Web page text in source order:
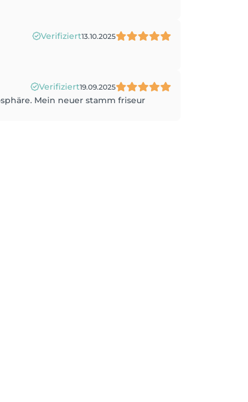
Verifiziert13.10.2025
Verifiziert19.09.2025
Mein neuer stamm friseur